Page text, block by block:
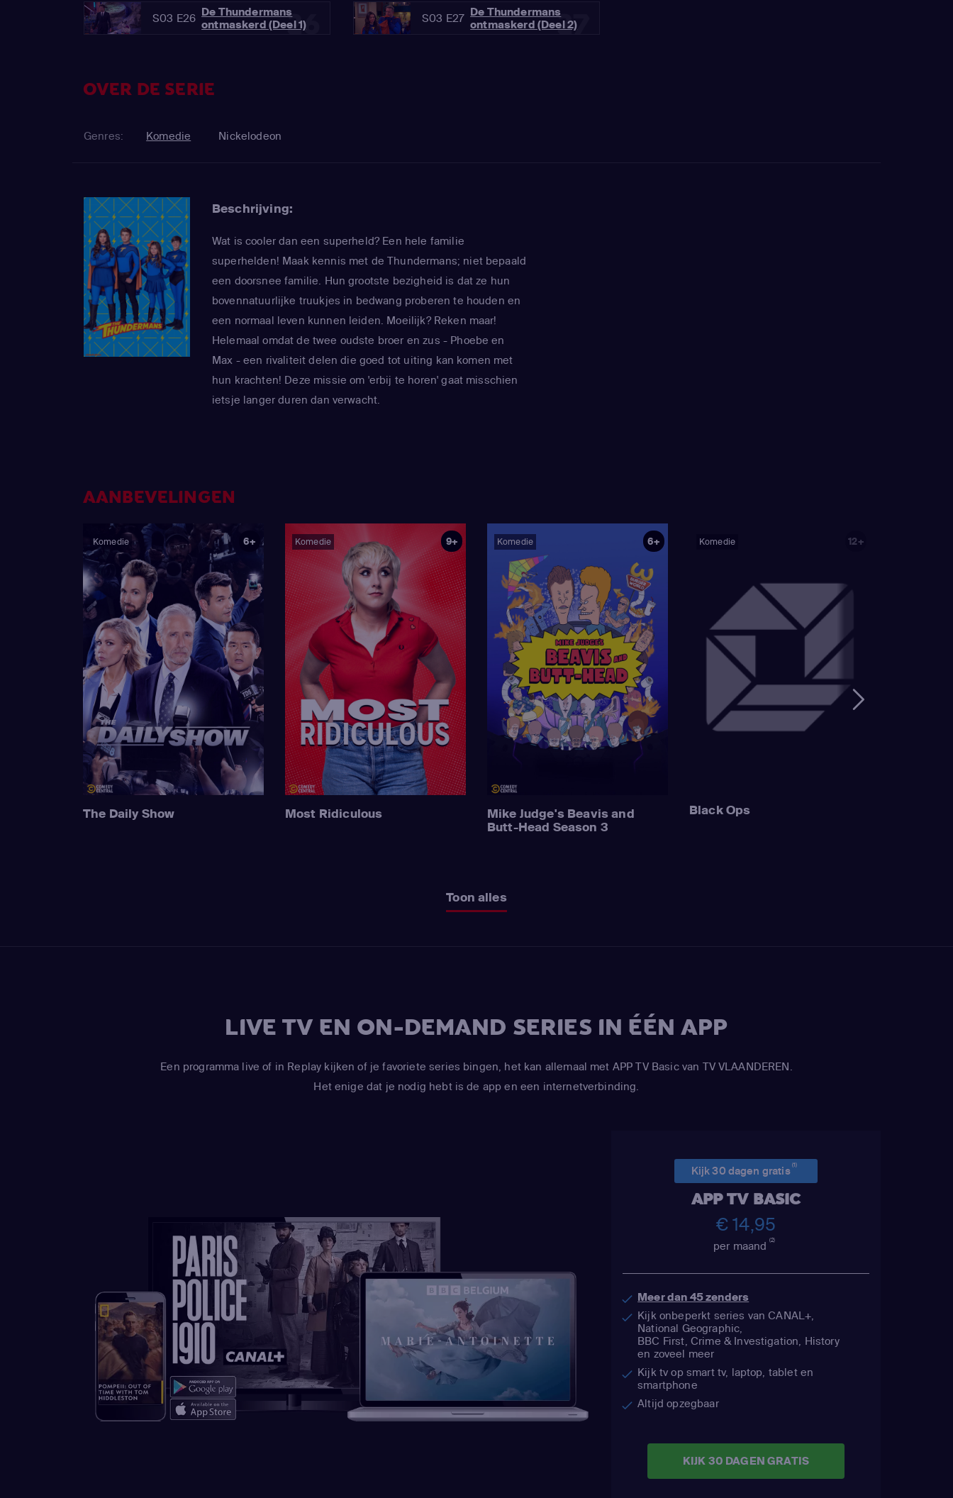
26
S03 E26 De Thundermans
ontmaskerd (Deel 1)
27
S03 E27 De Thundermans
ontmaskerd (Deel 2)
OVER DE SERIE
Genres: Komedie Nickelodeon
Beschrijving:
Wat is cooler dan een superheld? Een hele familie
superhelden! Maak kennis met de Thundermans; niet bepaald
een doorsnee familie. Hun grootste bezigheid is dat ze hun
bovennatuurlijke truukjes in bedwang proberen te houden en
een normaal leven kunnen leiden. Moeilijk? Reken maar!
Helemaal omdat de twee oudste broer en zus - Phoebe en
Max - een rivaliteit delen die goed tot uiting kan komen met
hun krachten! Deze missie om 'erbij te horen' gaat misschien
ietsje langer duren dan verwacht.
AANBEVELINGEN
Komedie 6+
The Daily Show
Komedie 9+
Most Ridiculous
Komedie 6+
Mike Judge's Beavis and
Butt-Head Season 3
Komedie 12+
Black Ops
Toon alles
LIVE TV EN ON-DEMAND SERIES IN ÉÉN APP
Een programma live of in Replay kijken of je favoriete series bingen, het kan allemaal met APP TV Basic van TV VLAANDEREN.
Het enige dat je nodig hebt is de app en een internetverbinding.
Kijk 30 dagen gratis(1)
APP TV BASIC
€ 14,95
per maand(2)
Meer dan 45 zenders
Kijk onbeperkt series van CANAL+,
National Geographic,
BBC First, Crime & Investigation, History
en zoveel meer
Kijk tv op smart tv, laptop, tablet en
smartphone
Altijd opzegbaar
KIJK 30 DAGEN GRATIS